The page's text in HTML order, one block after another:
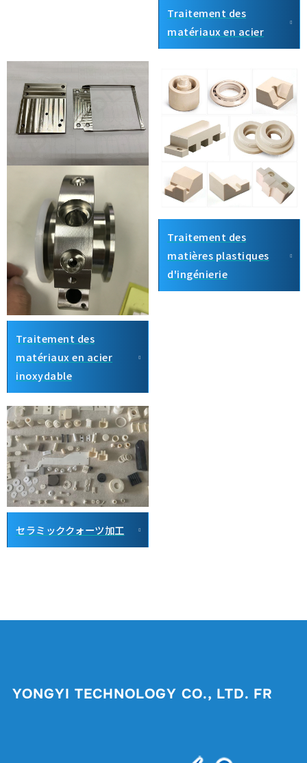
Traitement des
matériaux en acier
Traitement des
matériaux en acier
inoxydable
Traitement des
matières plastiques
d'ingénierie
セラミッククォーツ加工
YONGYI TECHNOLOGY CO., LTD. FR